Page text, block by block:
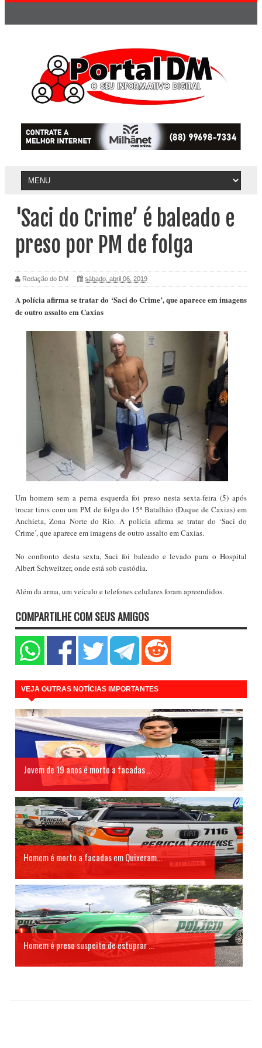
'Saci do Crime’ é baleado e
preso por PM de folga
Redação do DM sábado, abril 06, 2019
A polícia afirma se tratar do ‘Saci do Crime’, que aparece em imagens
de outro assalto em Caxias
Um homem sem a perna esquerda foi preso nesta sexta-feira (5) após
trocar tiros com um PM de folga do 15º Batalhão (Duque de Caxias) em
Anchieta, Zona Norte do Rio. A polícia afirma se tratar do ‘Saci do
Crime’, que aparece em imagens de outro assalto em Caxias.
No confronto desta sexta, Saci foi baleado e levado para o Hospital
Albert Schweitzer, onde está sob custódia.
Além da arma, um veículo e telefones celulares foram apreendidos.
COMPARTILHE COM SEUS AMIGOS
VEJA OUTRAS NOTÍCIAS IMPORTANTES
Jovem de 19 anos é morto a facadas ...
Homem é morto a facadas em Quixeram...
Homem é preso suspeito de estuprar ...